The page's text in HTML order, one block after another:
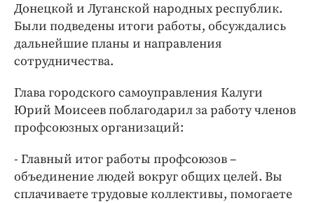
Клиника года
Бренд года
Работодатель года
Донецкой и Луганской народных республик.
Были подведены итоги работы, обсуждались
дальнейшие планы и направления
сотрудничества.
Глава городского самоуправления Калуги
Юрий Моисеев поблагодарил за работу членов
профсоюзных организаций:
- Главный итог работы профсоюзов –
объединение людей вокруг общих целей. Вы
сплачиваете трудовые коллективы, помогаете